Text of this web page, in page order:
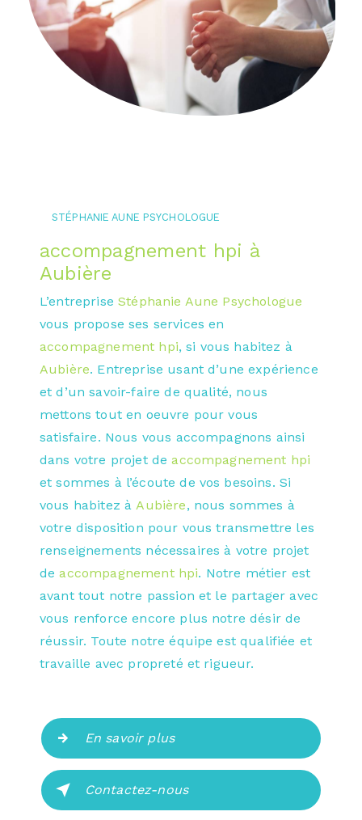
STÉPHANIE AUNE PSYCHOLOGUE
accompagnement hpi à
Aubière
L’entrepriseStéphanie Aune Psychologue
vous propose ses services en
accompagnement hpi, si vous habitez à
Aubière. Entreprise usant d’une expérience
et d’un savoir-faire de qualité, nous
mettons tout en oeuvre pour vous
satisfaire. Nous vous accompagnons ainsi
dans votre projet deaccompagnement hpi
et sommes à l’écoute de vos besoins. Si
vous habitez àAubière, nous sommes à
votre disposition pour vous transmettre les
renseignements nécessaires à votre projet
deaccompagnement hpi. Notre métier est
avant tout notre passion et le partager avec
vous renforce encore plus notre désir de
réussir. Toute notre équipe est qualifiée et
travaille avec propreté et rigueur.
En savoir plus
Contactez-nous